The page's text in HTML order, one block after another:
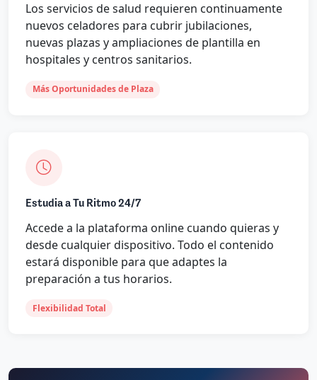
Los servicios de salud requieren continuamente
nuevos celadores para cubrir jubilaciones,
nuevas plazas y ampliaciones de plantilla en
hospitales y centros sanitarios.
Más Oportunidades de Plaza
Estudia a Tu Ritmo 24/7
Accede a la plataforma online cuando quieras y
desde cualquier dispositivo. Todo el contenido
estará disponible para que adaptes la
preparación a tus horarios.
Flexibilidad Total